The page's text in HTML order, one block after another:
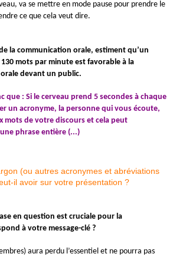
va se mettre en mode pause pour prendre le
ce que cela veut dire.
la communication orale, estiment qu’un
mots par minute est favorable à la
devant un public.
que : Si le cerveau prend 5 secondes à chaque
un acronyme, la personne qui vous écoute,
mots de votre discours et cela peut
phrase entière (...)
en question est cruciale pour la
à votre message-clé ?
aura perdu l’essentiel et ne pourra pas